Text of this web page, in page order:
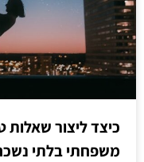
כיצד ליצור שאלות
משפחתי בלתי